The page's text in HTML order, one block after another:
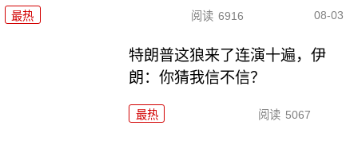
最热 阅读 6916 08-03
特朗普这狼来了连演十遍，伊
朗：你猜我信不信？
最热 阅读 5067